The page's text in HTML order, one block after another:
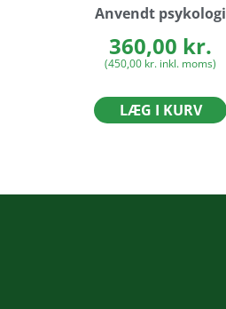
Anvendt psykologi
360,00 kr.
(450,00 kr. inkl. moms)
LÆG I KURV